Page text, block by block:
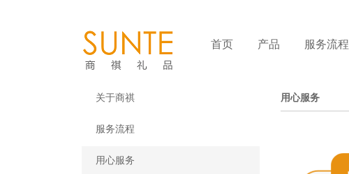
首页 产品 服务流程
关于商祺
服务流程
用心服务
用心服务